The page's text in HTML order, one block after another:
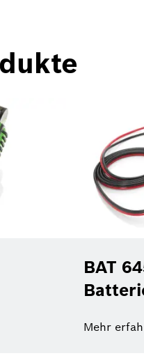
BAT
Mehr